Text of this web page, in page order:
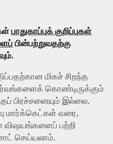
பாதுகாப்புக் குறிப்புகள்
பின்பற்றுவதற்கு
மிகச் சிறந்த
கொண்டிருக்கும்
பிரச்சனையும் இல்லை.
மார்க்கெட்கள் வரை,
விஷயங்களைப் பற்றி
செய்யலாம்.